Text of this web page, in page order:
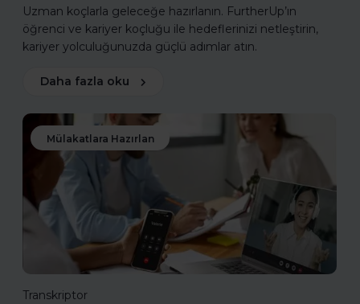
Uzman koçlarla geleceğe hazırlanın. FurtherUp’ın
öğrenci ve kariyer koçluğu ile hedeflerinizi netleştirin,
kariyer yolculuğunuzda güçlü adımlar atın.
Daha fazla oku
Mülakatlara Hazırlan
Transkriptor